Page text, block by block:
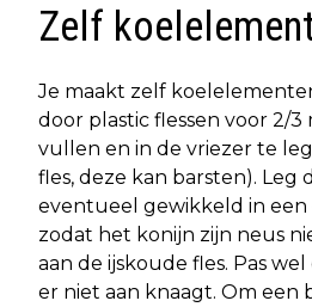
Zelf
Je maakt zelf
door plastic flessen voor 2/
vullen en in de vriezer te
fles, deze kan barsten). Leg
eventueel gewikkeld in
zodat het konijn zijn neus
aan de ijskoude fles. Pas
er niet aan knaagt. Om een